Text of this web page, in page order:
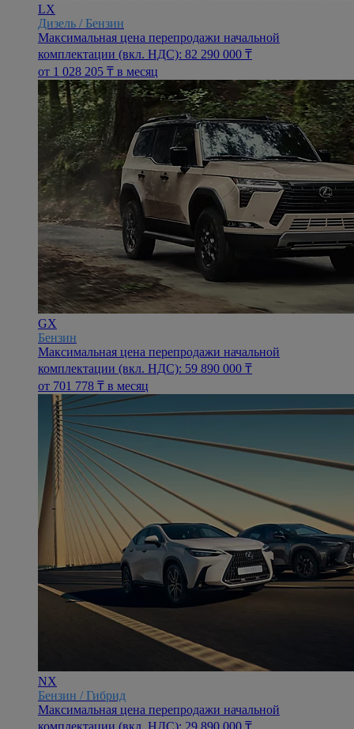
LX
Дизель / Бензин
Максимальная цена перепродажи начальной
комплектации (вкл. НДС): 82 290 000 ₸
oт 1 028 205 ₸ в месяц
GX
Бензин
Максимальная цена перепродажи начальной
комплектации (вкл. НДС): 59 890 000 ₸
oт 701 778 ₸ в месяц
NX
Бензин / Гибрид
Максимальная цена перепродажи начальной
комплектации (вкл. НДС): 29 890 000 ₸